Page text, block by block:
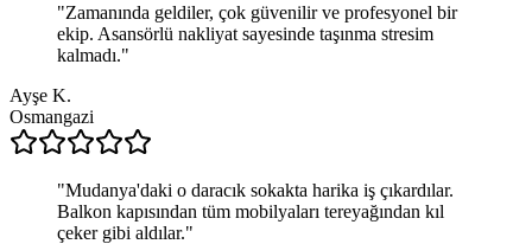
"Zamanında geldiler, çok güvenilir ve profesyonel bir
ekip. Asansörlü nakliyat sayesinde taşınma stresim
kalmadı."
Ayşe K.
Osmangazi
"Mudanya'daki o daracık sokakta harika iş çıkardılar.
Balkon kapısından tüm mobilyaları tereyağından kıl
çeker gibi aldılar."